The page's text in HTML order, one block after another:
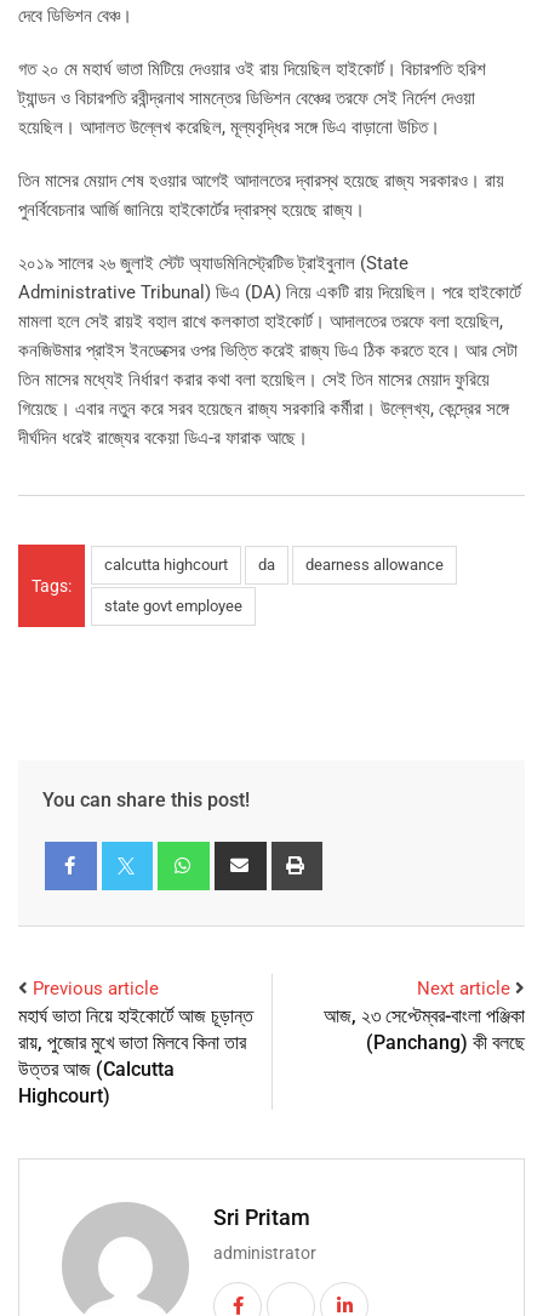
দেবে ডিভিশন বেঞ্চ।
গত ২০ মে মহার্ঘ ভাতা মিটিয়ে দেওয়ার ওই রায় দিয়েছিল হাইকোর্ট। বিচারপতি হরিশ
ট্যান্ডন ও বিচারপতি রবীন্দ্রনাথ সামন্তের ডিভিশন বেঞ্চের তরফে সেই নির্দেশ দেওয়া
হয়েছিল। আদালত উল্লেখ করেছিল, মূল্যবৃদ্ধির সঙ্গে ডিএ বাড়ানো উচিত।
তিন মাসের মেয়াদ শেষ হওয়ার আগেই আদালতের দ্বারস্থ হয়েছে রাজ্য সরকারও। রায়
পুনর্বিবেচনার আর্জি জানিয়ে হাইকোর্টের দ্বারস্থ হয়েছে রাজ্য।
২০১৯ সালের ২৬ জুলাই স্টেট অ্যাডমিনিস্ট্রেটিভ ট্রাইবুনাল (State
Administrative Tribunal) ডিএ (DA) নিয়ে একটি রায় দিয়েছিল। পরে হাইকোর্টে
মামলা হলে সেই রায়ই বহাল রাখে কলকাতা হাইকোর্ট। আদালতের তরফে বলা হয়েছিল,
কনজিউমার প্রাইস ইনডেক্সের ওপর ভিত্তি করেই রাজ্য ডিএ ঠিক করতে হবে। আর সেটা
তিন মাসের মধ্যেই নির্ধারণ করার কথা বলা হয়েছিল। সেই তিন মাসের মেয়াদ ফুরিয়ে
গিয়েছে। এবার নতুন করে সরব হয়েছেন রাজ্য সরকারি কর্মীরা। উল্লেখ্য, কেন্দ্রের সঙ্গে
দীর্ঘদিন ধরেই রাজ্যের বকেয়া ডিএ-র ফারাক আছে।
Tags:
calcutta highcourt da dearness allowance
state govt employee
You can share this post!
Previous article
মহার্ঘ ভাতা নিয়ে হাইকোর্টে আজ চূড়ান্ত
রায়, পুজোর মুখে ভাতা মিলবে কিনা তার
উত্তর আজ (Calcutta
Highcourt)
Next article
আজ, ২৩ সেপ্টেম্বর-বাংলা পঞ্জিকা
(Panchang) কী বলছে
Sri Pritam
administrator